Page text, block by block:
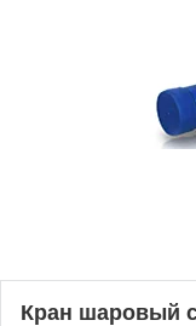
Кран шаровый